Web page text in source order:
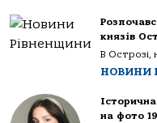
князів
В Острозі,
НОВИНИ
на фото